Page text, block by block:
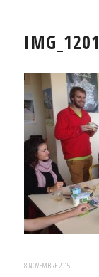
IMG_1201
8 NOVEMBRE 2015